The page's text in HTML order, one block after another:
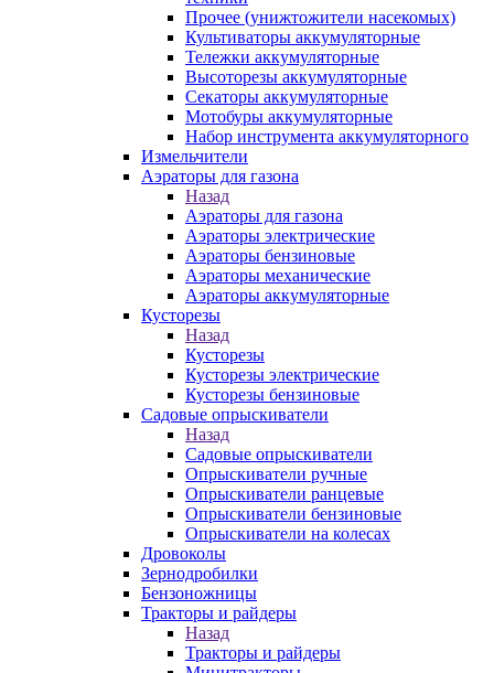
Прочее (унижтожители насекомых)
Культиваторы аккумуляторные
Тележки аккумуляторные
Высоторезы аккумуляторные
Секаторы аккумуляторные
Мотобуры аккумуляторные
Набор инструмента аккумуляторного
Измельчители
Аэраторы для газона
Назад
Аэраторы для газона
Аэраторы электрические
Аэраторы бензиновые
Аэраторы механические
Аэраторы аккумуляторные
Кусторезы
Назад
Кусторезы
Кусторезы электрические
Кусторезы бензиновые
Садовые опрыскиватели
Назад
Садовые опрыскиватели
Опрыскиватели ручные
Опрыскиватели ранцевые
Опрыскиватели бензиновые
Опрыскиватели на колесах
Дровоколы
Зернодробилки
Бензоножницы
Тракторы и райдеры
Назад
Тракторы и райдеры